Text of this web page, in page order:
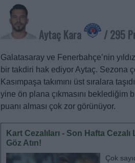
Aytaç Kara / 295
Galatasaray ve Fenerbahçe’nin
bir takdiri hak ediyor Aytaç. Sezona
Kasımpaşa takımını üst sıralara
yine ön plana çıkmasını beklediğim
puanı alması çok zor görünüyor.
Kart Cezalıları - Son Hafta
Göz Atın!
Çok